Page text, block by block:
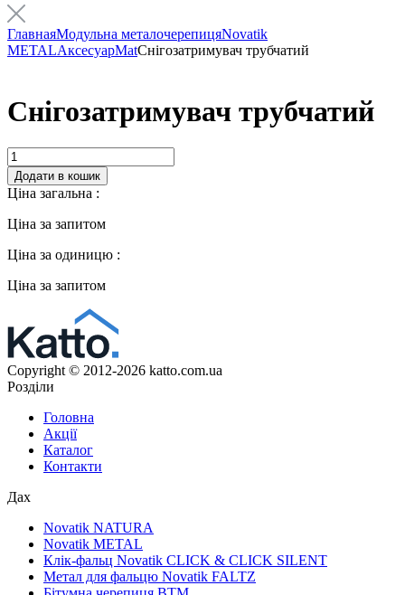
ГлавнаяМодульна металочерепицяNovatik
METALАксесуарMatCнігозатримувач трубчатий
Cнігозатримувач трубчатий
Кількість
Додати в кошик
Ціна загальна :
Ціна за запитом
Ціна за одиницю :
Ціна за запитом
Copyright © 2012-2026 katto.com.ua
Розділи
Головна
Акції
Каталог
Контакти
Дах
Novatik NATURA
Novatik METAL
Клік-фальц Novatik CLICK & CLICK SILENT
Метал для фальцю Novatik FALTZ